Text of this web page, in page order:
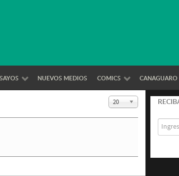
NUEVOS MEDIOS COMICS CANAGUARO
Cantidad a mostrar
20